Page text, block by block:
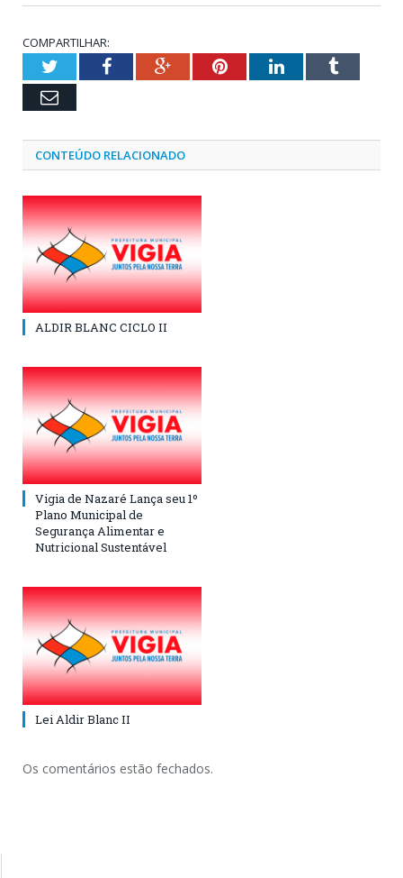
COMPARTILHAR:
TwitterFacebookGoogle+PinterestLinkedInTumblr
Email
CONTEÚDO RELACIONADO
ALDIR BLANC CICLO II
Vigia de Nazaré Lança seu 1º
Plano Municipal de
Segurança Alimentar e
Nutricional Sustentável
Lei Aldir Blanc II
Os comentários estão fechados.